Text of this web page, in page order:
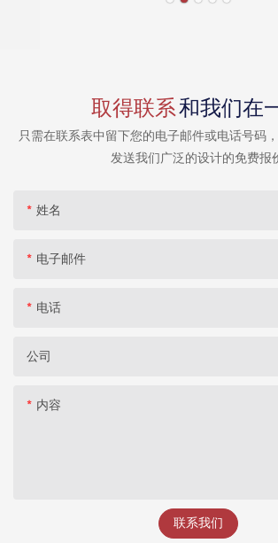
取得联系和我们在
只需在联系表中留下您的电子邮件或电话号码
发送我们广泛的设计的免费报
姓名
电子邮件
电话
公司
内容
联系我们